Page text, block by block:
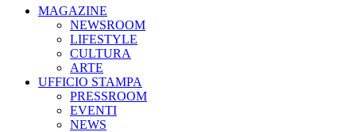
MAGAZINE
NEWSROOM
LIFESTYLE
CULTURA
ARTE
UFFICIO STAMPA
PRESSROOM
EVENTI
NEWS